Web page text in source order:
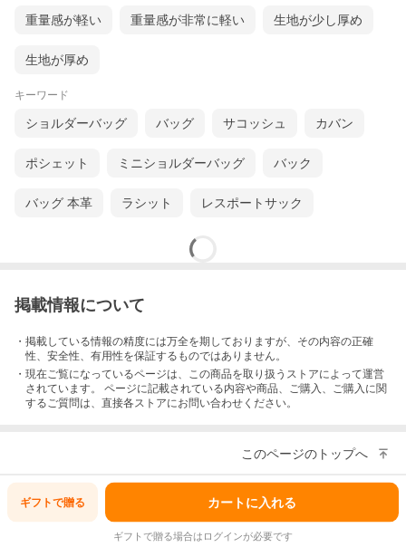
重量感が軽い 重量感が非常に軽い 生地が少し厚め
生地が厚め
キーワード
ショルダーバッグ バッグ サコッシュ カバン
ポシェット ミニショルダーバッグ バック
バッグ 本革 ラシット レスポートサック
掲載情報について
・掲載している情報の精度には万全を期しておりますが、その内容の正確
性、安全性、有用性を保証するものではありません。
・現在ご覧になっているページは、この商品を取り扱うストアによって運営
されています。 ページに記載されている内容や商品、ご購入 、ご購入に関
するご質問は、直接各ストアにお問い合わせください。
このページのトップへ
ギフトで贈る カートに入れる
ギフトで贈る場合はログインが必要です